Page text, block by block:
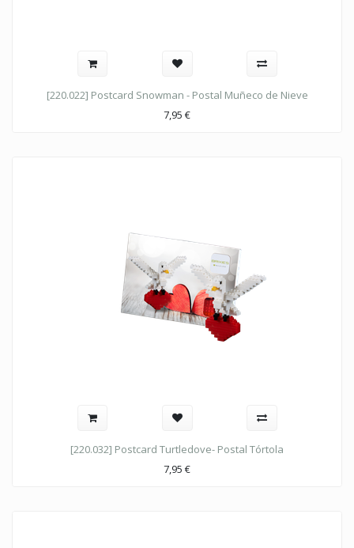
[220.022] Postcard Snowman - Postal Muñeco de Nieve
7,95 €
[220.032] Postcard Turtledove- Postal Tórtola
7,95 €